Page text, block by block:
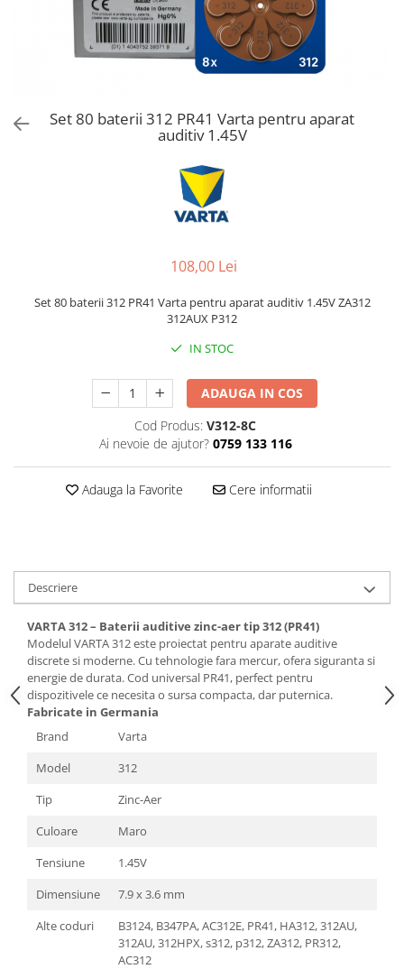
Set 80 baterii 312 PR41 Varta pentru aparat
auditiv 1.45V
108,00 Lei
Set 80 baterii 312 PR41 Varta pentru aparat auditiv 1.45V ZA312
312AUX P312
IN STOC
ADAUGA IN COS
Cod Produs: V312-8C
Ai nevoie de ajutor? 0759 133 116
Adauga la Favorite Cere informatii
Descriere
VARTA 312 – Baterii auditive zinc-aer tip 312 (PR41)
Modelul VARTA 312 este proiectat pentru aparate auditive
discrete si moderne. Cu tehnologie fara mercur, ofera siguranta si
energie de durata. Cod universal PR41, perfect pentru
dispozitivele ce necesita o sursa compacta, dar puternica.
Fabricate in Germania
Brand
Varta
Model
312
Tip
Zinc-Aer
Culoare
Maro
Tensiune
1.45V
Dimensiune
7.9 x 3.6 mm
Alte coduri
B3124, B347PA, AC312E, PR41, HA312, 312AU,
312AU, 312HPX, s312, p312, ZA312, PR312,
AC312